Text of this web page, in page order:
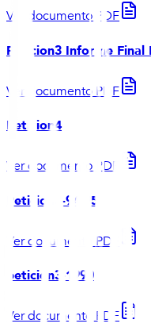
Ver documento PDF
Peticion3 Informe Final
Ver documento PDF
Peticion4
Ver documento PDF
Peticion3-94-95
Ver documento PDF
peticion3-1990
Ver documento PDF